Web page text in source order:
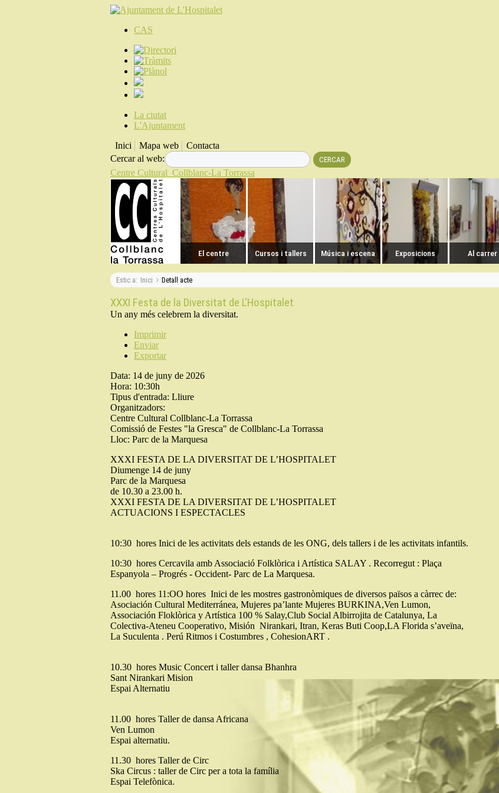
CAS
La ciutat
L'Ajuntament
Inici
Mapa web
Contacta
Cercar al web:
Centre Cultural Collblanc-La Torrassa
El centre Cursos i tallers Música i escena Exposicions Al carrer
Estic a: Inici Detall acte
XXXI Festa de la Diversitat de L'Hospitalet
Un any més celebrem la diversitat.
Imprimir
Enviar
Exportar
Data: 14 de juny de 2026
Hora: 10:30h
Tipus d'entrada: Lliure
Organitzadors:
Centre Cultural Collblanc-La Torrassa
Comissió de Festes "la Gresca" de Collblanc-La Torrassa
Lloc: Parc de la Marquesa
XXXI FESTA DE LA DIVERSITAT DE L’HOSPITALET
Diumenge 14 de juny
Parc de la Marquesa
de 10.30 a 23.00 h.
XXXI FESTA DE LA DIVERSITAT DE L’HOSPITALET
ACTUACIONS I ESPECTACLES
10:30 hores Inici de les activitats dels estands de les ONG, dels tallers i de les activitats infantils.
10:30 hores Cercavila amb Associació Folklòrica i Artística SALAY . Recorregut : Plaça
Espanyola – Progrés - Occident- Parc de La Marquesa.
11.00 hores 11:OO hores Inici de les mostres gastronòmiques de diversos països a càrrec de:
Asociación Cultural Mediterránea, Mujeres pa’lante Mujeres BURKINA,Ven Lumon,
Associación Floklòrica y Artística 100 % Salay,Club Social Albirrojita de Catalunya, La
Colectiva-Ateneu Cooperativo, Misión Nirankari, Itran, Keras Buti Coop,LA Florida s’aveïna,
La Suculenta . Perú Ritmos i Costumbres , CohesionART .
10.30 hores Music Concert i taller dansa Bhanhra
Sant Nirankari Mision
Espai Alternatiu
11.00 hores Taller de dansa Africana
Ven Lumon
Espai alternatiu.
11.30 hores Taller de Circ
Ska Circus : taller de Circ per a tota la família
Espai Telefònica.